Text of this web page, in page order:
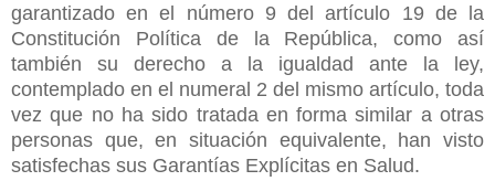
garantizado en el número 9 del artículo 19 de la
Constitución Política de la República, como así
también su derecho a la igualdad ante la ley,
contemplado en el numeral 2 del mismo artículo, toda
vez que no ha sido tratada en forma similar a otras
personas que, en situación equivalente, han visto
satisfechas sus Garantías Explícitas en Salud.